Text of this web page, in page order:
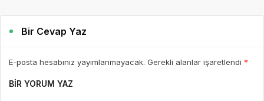
Bir Cevap Yaz
E-posta hesabınız yayımlanmayacak. Gerekli alanlar işaretlendi *
BIR YORUM YAZ